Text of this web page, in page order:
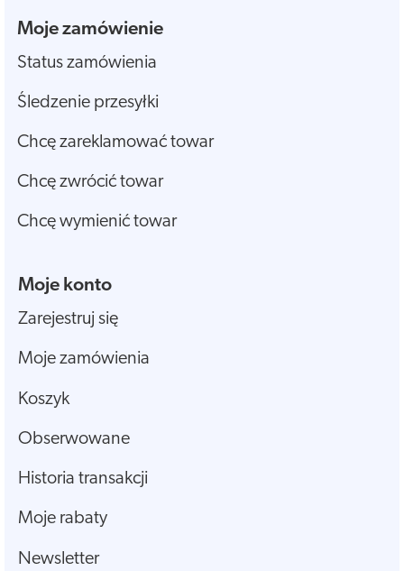
Moje zamówienie
Status zamówienia
Śledzenie przesyłki
Chcę zareklamować towar
Chcę zwrócić towar
Chcę wymienić towar
Moje konto
Zarejestruj się
Moje zamówienia
Koszyk
Obserwowane
Historia transakcji
Moje rabaty
Newsletter